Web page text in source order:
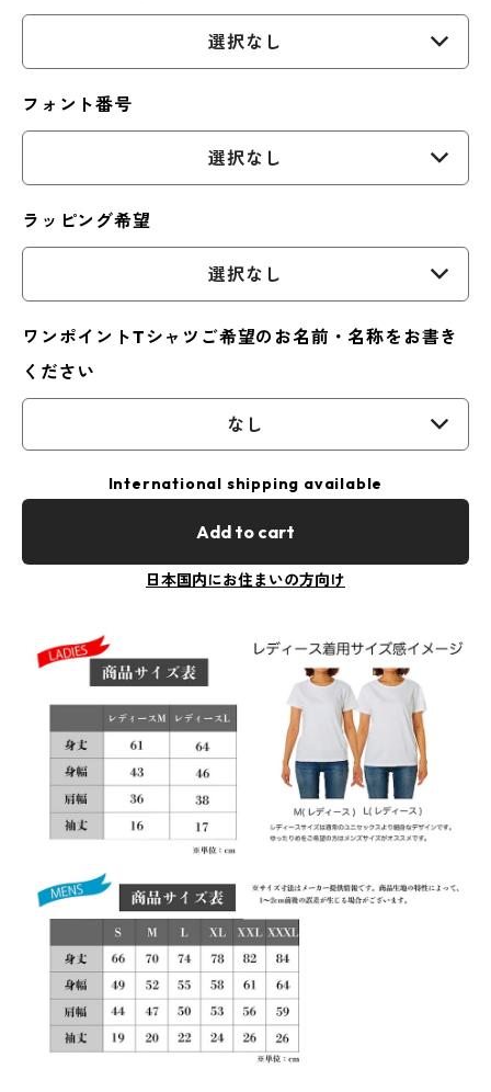
選択なし
フォント番号
選択なし
ラッピング希望
選択なし
ワンポイントTシャツご希望のお名前・名称をお書き
ください
なし
International shipping available
Add to cart
日本国内にお住まいの方向け